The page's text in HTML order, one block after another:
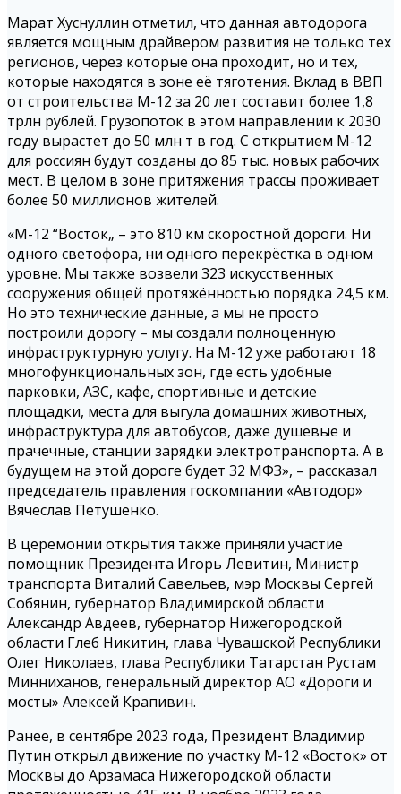
Марат Хуснуллин отметил, что данная автодорога
является мощным драйвером развития не только тех
регионов, через которые она проходит, но и тех,
которые находятся в зоне её тяготения. Вклад в ВВП
от строительства М-12 за 20 лет составит более 1,8
трлн рублей. Грузопоток в этом направлении к 2030
году вырастет до 50 млн т в год. С открытием М-12
для россиян будут созданы до 85 тыс. новых рабочих
мест. В целом в зоне притяжения трассы проживает
более 50 миллионов жителей.
«М-12 “Восток„ – это 810 км скоростной дороги. Ни
одного светофора, ни одного перекрёстка в одном
уровне. Мы также возвели 323 искусственных
сооружения общей протяжённостью порядка 24,5 км.
Но это технические данные, а мы не просто
построили дорогу – мы создали полноценную
инфраструктурную услугу. На М-12 уже работают 18
многофункциональных зон, где есть удобные
парковки, АЗС, кафе, спортивные и детские
площадки, места для выгула домашних животных,
инфраструктура для автобусов, даже душевые и
прачечные, станции зарядки электротранспорта. А в
будущем на этой дороге будет 32 МФЗ», – рассказал
председатель правления госкомпании «Автодор»
Вячеслав Петушенко.
В церемонии открытия также приняли участие
помощник Президента Игорь Левитин, Министр
транспорта Виталий Савельев, мэр Москвы Сергей
Собянин, губернатор Владимирской области
Александр Авдеев, губернатор Нижегородской
области Глеб Никитин, глава Чувашской Республики
Олег Николаев, глава Республики Татарстан Рустам
Минниханов, генеральный директор АО «Дороги и
мосты» Алексей Крапивин.
Ранее, в сентябре 2023 года, Президент Владимир
Путин открыл движение по участку М-12 «Восток» от
Москвы до Арзамаса Нижегородской области